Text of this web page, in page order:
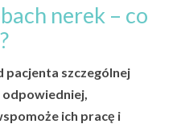
nerek – co
pacjenta szczególnej
odpowiedniej,
ich pracę i